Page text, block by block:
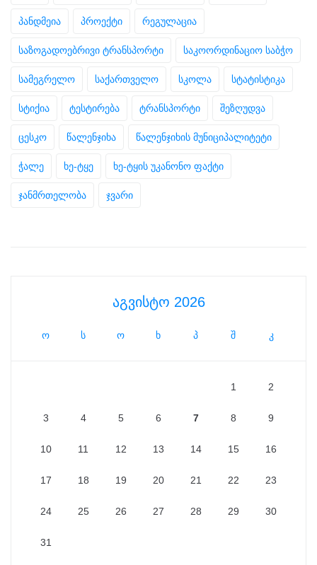
პანდმეია პროექტი რეგულაცია
საზოგადოებრივი ტრანსპორტი საკოორდინაციო საბჭო
სამეგრელო საქართველო სკოლა სტატისტიკა
სტიქია ტესტირება ტრანსპორტი შეზღუდვა
ცესკო წალენჯიხა წალენჯიხის მუნიციპალიტეტი
ჭალე ხე-ტყე ხე-ტყის უკანონო ფაქტი
ჯანმრთელობა ჯვარი
აგვისტო 2026
ო ს ო ხ პ შ კ
1 2
3 4 5 6 7 8 9
10 11 12 13 14 15 16
17 18 19 20 21 22 23
24 25 26 27 28 29 30
31